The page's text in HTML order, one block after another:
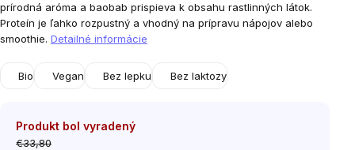
prírodná aróma a baobab prispieva k obsahu rastlinných látok.
Proteín je ľahko rozpustný a vhodný na prípravu nápojov alebo
smoothie. Detailné informácie
Bio Vegan Bez lepku Bez laktozy
Produkt bol vyradený
€33,80